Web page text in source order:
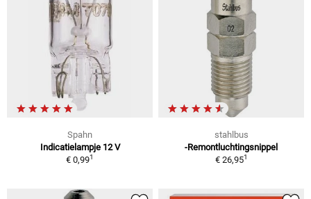
Spahn
Indicatielampje 12 V
€ 0,991
stahlbus
-Remontluchtingsnippel
€ 26,951